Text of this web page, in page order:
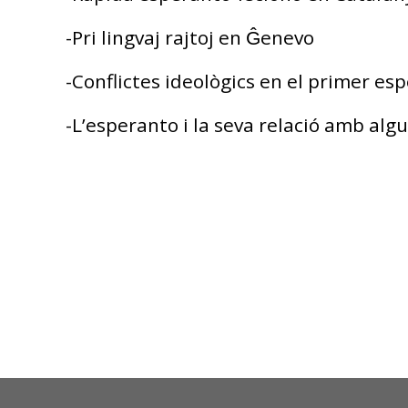
-Pri lingvaj rajtoj en Ĝenevo
-Conflictes ideològics en el primer
-L’esperanto i la seva relació amb